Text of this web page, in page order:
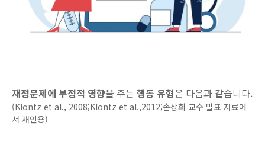
재정문제에 부정적 영향을 주는 행동 유형은 다음과 같습니다.
(Klontz et al., 2008;Klontz et al.,2012;손상희 교수 발표 자료에
서 재인용)